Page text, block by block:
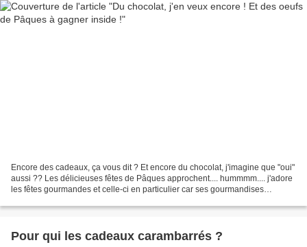
Encore des cadeaux, ça vous dit ? Et encore du chocolat, j'imagine que "oui"
aussi ?? Les délicieuses fêtes de Pâques approchent.... hummmm.... j'adore
les fêtes gourmandes et celle-ci en particulier car ses gourmandises
Pour qui les cadeaux carambarrés ?